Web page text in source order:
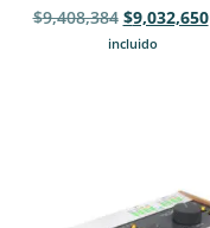
$9,408,384 $9,032,650
incluido